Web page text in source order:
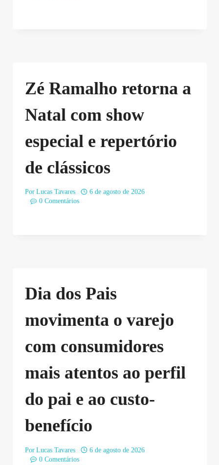
Zé Ramalho retorna a
Natal com show
especial e repertório
de clássicos
Por Lucas Tavares
6 de agosto de 2026
0 Comentários
Dia dos Pais
movimenta o varejo
com consumidores
mais atentos ao perfil
do pai e ao custo-
benefício
Por Lucas Tavares
6 de agosto de 2026
0 Comentários